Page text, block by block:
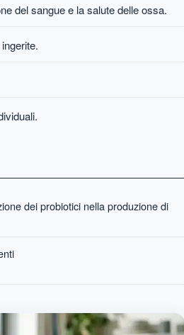
del sangue e la salute delle ossa.
dei probiotici nella produzione di